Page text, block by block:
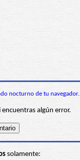
nocturno de tu navegador.
algún error.
solamente: